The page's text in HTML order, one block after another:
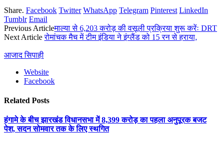
Share. Facebook Twitter WhatsApp Telegram Pinterest LinkedIn
Tumblr Email
Previous Articleमाल्या से 6,203 करोड़ की वसूली प्रक्रिया शुरू करेंः DRT
Next Articleरोमांचक मैच में टीम इंडिया ने इंग्लैंड को 15 रन से हराया,
आजाद सिपाही
Website
Facebook
Related Posts
हंगामे के बीच झारखंड विधानसभा में 8,399 करोड़ का पहला अनुपूरक बजट
पेश, सदन सोमवार तक के लिए स्थगित